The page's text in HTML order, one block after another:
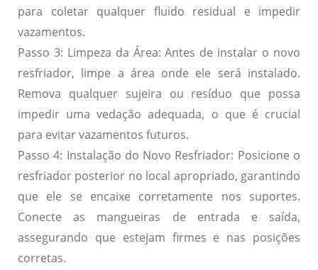
para coletar qualquer fluido residual e impedir
vazamentos.
Passo 3: Limpeza da Área: Antes de instalar o novo
resfriador, limpe a área onde ele será instalado.
Remova qualquer sujeira ou resíduo que possa
impedir uma vedação adequada, o que é crucial
para evitar vazamentos futuros.
Passo 4: Instalação do Novo Resfriador: Posicione o
resfriador posterior no local apropriado, garantindo
que ele se encaixe corretamente nos suportes.
Conecte as mangueiras de entrada e saída,
assegurando que estejam firmes e nas posições
corretas.